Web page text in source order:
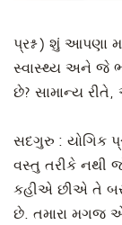
પ્રશ્ન) શું આપણા
સ્વાસ્થ્ય અને જે
છે? સામાન્ય
સદગુરુ : યોગિક
વસ્તુ તરીકે
કહીએ છીએ તે
છે. તમારા મગજ